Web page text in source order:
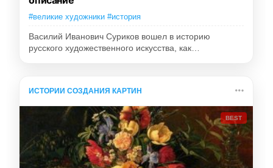
#великие художники #история
Василий Иванович Суриков вошел в историю
русского художественного искусства, как…
ИСТОРИИ СОЗДАНИЯ КАРТИН
BEST